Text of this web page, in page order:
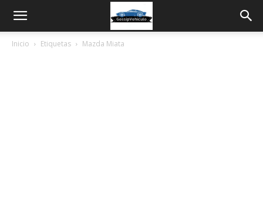
Inicio Etiquetas Mazda Miata